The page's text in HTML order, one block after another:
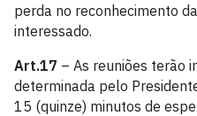
perda no reconhecimento
interessado.
Art.17 – As reuniões terão
determinada pelo
15 (quinze) minutos de